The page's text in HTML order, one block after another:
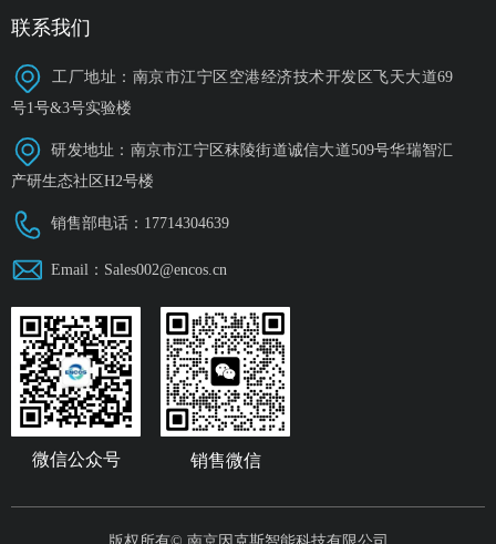
联系我们
工厂地址：南京市江宁区空港经济技术开发区飞天大道69
号1号&3号实验楼
研发地址：南京市江宁区秣陵街道诚信大道509号华瑞智汇
产研生态社区H2号楼
销售部电话：17714304639
Email：Sales002@encos.cn
微信公众号 销售微信